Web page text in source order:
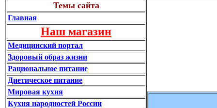
Темы сайта
Главная
Наш магазин
Медицинский портал
Здоровый образ жизни
Рациональное питание
Диетическое питание
Мировая кухня
Кухня народностей России